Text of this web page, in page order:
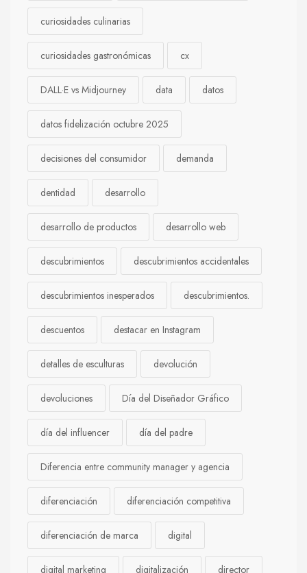
curiosidades culinarias
curiosidades gastronómicas cx
DALL·E vs Midjourney data datos
datos fidelización octubre 2025
decisiones del consumidor demanda
dentidad desarrollo
desarrollo de productos desarrollo web
descubrimientos descubrimientos accidentales
descubrimientos inesperados descubrimientos.
descuentos destacar en Instagram
detalles de esculturas devolución
devoluciones Día del Diseñador Gráfico
día del influencer día del padre
Diferencia entre community manager y agencia
diferenciación diferenciación competitiva
diferenciación de marca digital
digital marketing digitalización director